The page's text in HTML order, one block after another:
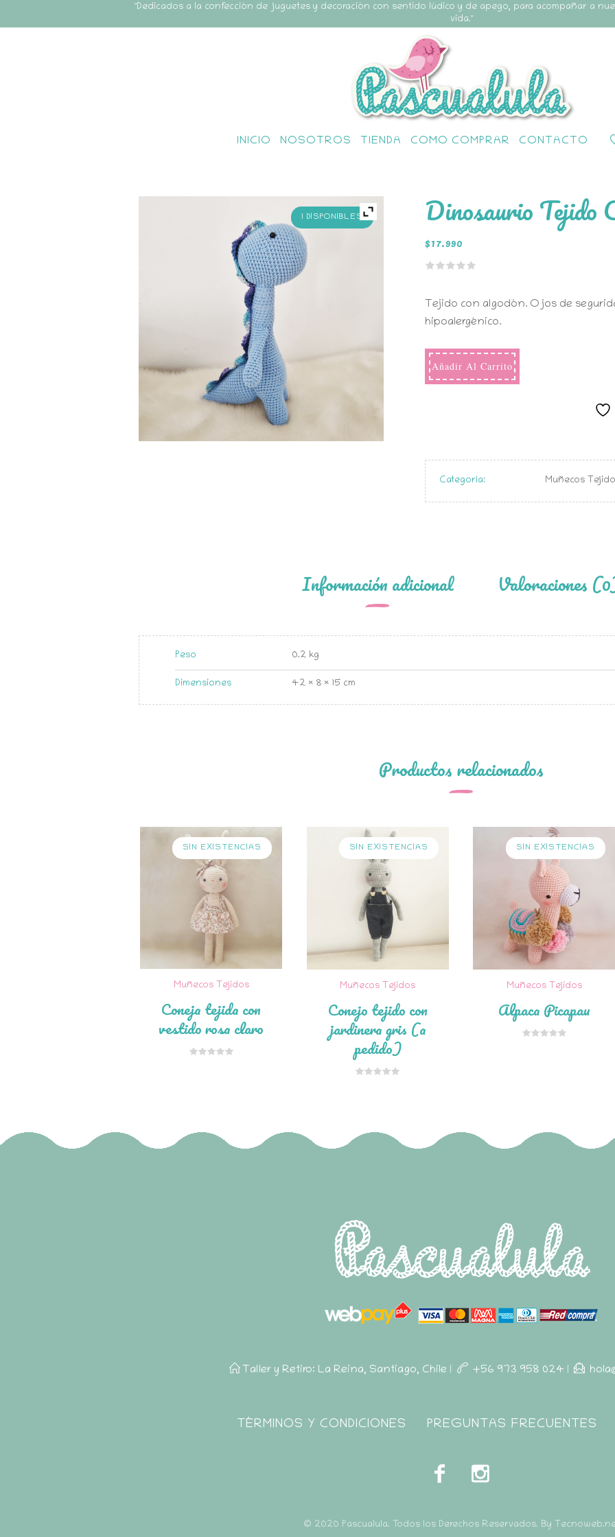
"Dedicados a la confección de juguetes y decoración con sentido lúdico y de apego, para acompañar a
vida."
INICIO NOSOTROS TIENDA COMO COMPRAR CONTACTO
1 DISPONIBLES Dinosaurio Tejido
$17.990
Tejido con algodón. Ojos de
hipoalergénico.
Añadir Al Carrito
Categoría: Muñecos
Información adicional Valoraciones
Peso 0.2 kg
Dimensiones 42 × 8 × 15 cm
Productos relacionados
SIN EXISTENCIAS
Muñecos Tejidos
Coneja tejida con
vestido rosa claro
SIN EXISTENCIAS
Muñecos Tejidos
Conejo tejido con
jardinera gris (a
pedido)
SIN EXISTENCIAS
Muñecos Tejidos
Alpaca Picapau
Taller y Retiro: La Reina, Santiago, Chile | +56 973 958 024 |
TÉRMINOS Y CONDICIONES PREGUNTAS FRECUENTES
© 2020 Pascualula. Todos los Derechos Reservados. By